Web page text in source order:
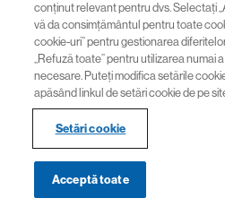
Politica de confidenţialitate
Termeni și Condiții
© 2026 Novartis România.
conținut relevant pentru dvs. Selectați
vă da consimțământul pentru toate
cookie-uri” pentru gestionarea
„Refuză toate” pentru utilizarea numai
necesare. Puteți modifica setările
apăsând linkul de setări cookie de pe
Setări cookie
Acceptă toate